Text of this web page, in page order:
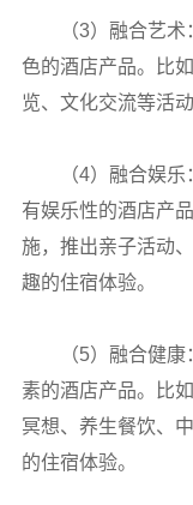
（3）融合艺
色的酒店产品。比
览、文化交流等活
（4）融合娱
有娱乐性的酒店产
施，推出亲子活动
趣的住宿体验。
（5）融合健
素的酒店产品。比
冥想、养生餐饮、
的住宿体验。